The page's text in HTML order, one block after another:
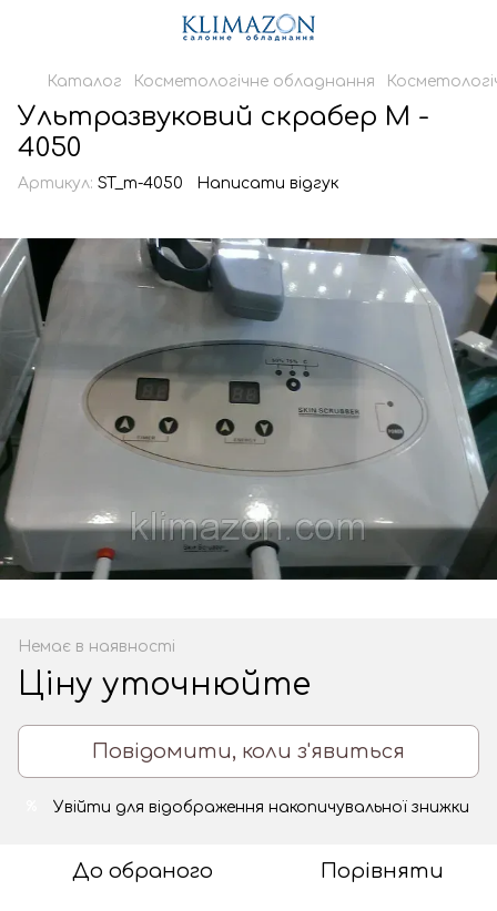
Каталог Косметологічне обладнання
Ультразвуковий скрабер М -
4050
Артикул: ST_m-4050 Написати відгук
Немає в наявності
Ціну уточнюйте
Повідомити, коли з'явиться
Увійти для відображення накопичувальної знижки
До обраного Порівняти